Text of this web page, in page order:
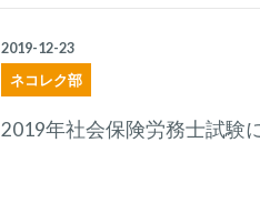
ネコレク部
2019-12-23
2019年社会保険労務士試験